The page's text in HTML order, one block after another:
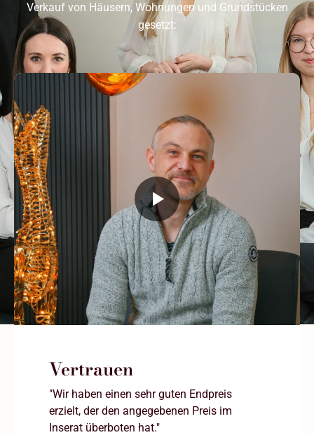
Verkauf von Häusern, Wohnungen und Grundstücken
gesetzt:
Vertrauen
"Wir haben einen sehr guten Endpreis
erzielt, der den angegebenen Preis im
Inserat überboten hat."